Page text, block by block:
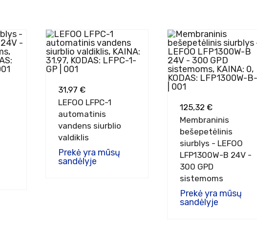
31,97 €
LEFOO LFPC-1
automatinis
vandens siurblio
valdiklis
Prekė yra mūsų
sandėlyje
125,32 €
Membraninis
bešepetėlinis
siurblys - LEFOO
LFP1300W-B 24V -
300 GPD
sistemoms
Prekė yra mūsų
sandėlyje